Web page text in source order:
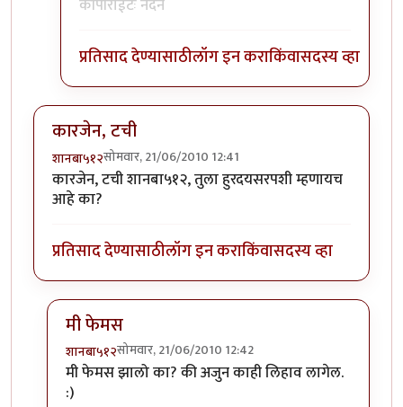
कॉपीराईटः नंदन
प्रतिसाद देण्यासाठीलॉग इन कराकिंवासदस्य व्हा
कारजेन, टची
शानबा५१२सोमवार, 21/06/2010 12:41
कारजेन, टची शानबा५१२, तुला हुरदयसरपशी म्हणायच
आहे का?
प्रतिसाद देण्यासाठीलॉग इन कराकिंवासदस्य व्हा
मी फेमस
शानबा५१२सोमवार, 21/06/2010 12:42
In reply toकारजेन, टचीbyशानबा५१२
मी फेमस झालो का? की अजुन काही लिहाव लागेल.
:)